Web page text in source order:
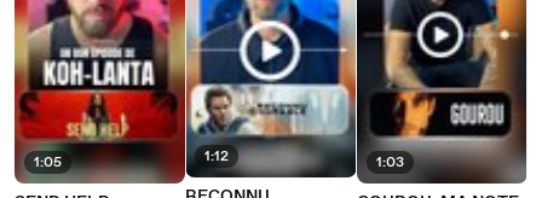
1:05 1:12 1:03